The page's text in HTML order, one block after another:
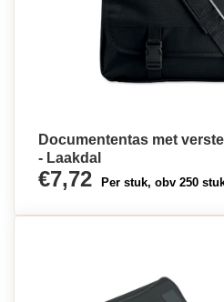
Documententas met
- Laakdal
€7,72 Per stuk, obv 250